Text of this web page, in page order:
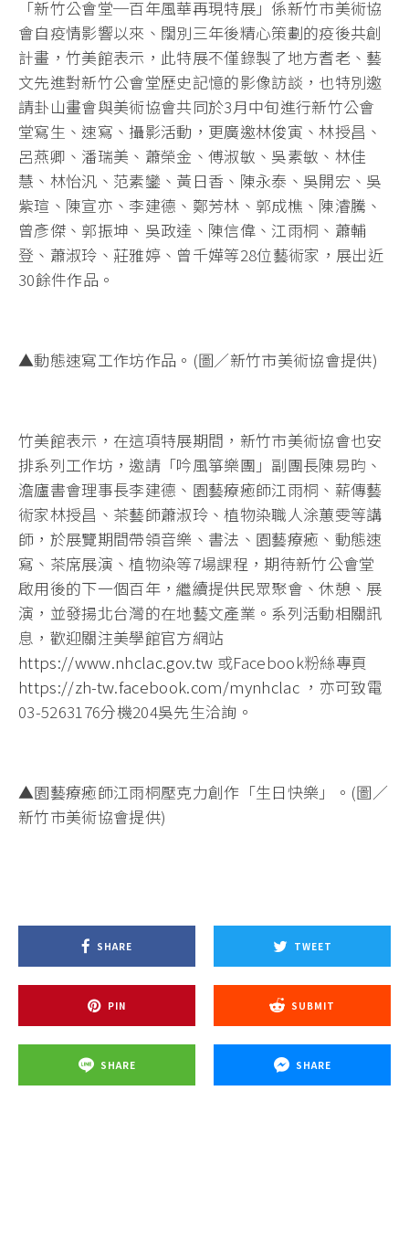
「新竹公會堂─百年風華再現特展」係新竹市美術協
會自疫情影響以來、闊別三年後精心策劃的疫後共創
計畫，竹美館表示，此特展不僅錄製了地方耆老、藝
文先進對新竹公會堂歷史記憶的影像訪談，也特別邀
請卦山畫會與美術協會共同於3月中旬進行新竹公會
堂寫生、速寫、攝影活動，更廣邀林俊寅、林授昌、
呂燕卿、潘瑞美、蕭榮金、傅淑敏、吳素敏、林佳
慧、林怡汎、范素鑾、黃日香、陳永泰、吳開宏、吳
紫瑄、陳宣亦、李建德、鄭芳林、郭成樵、陳濬騰、
曾彥傑、郭振坤、吳政達、陳信偉、江雨桐、蕭輔
登、蕭淑玲、莊雅婷、曾千嬅等28位藝術家，展出近
30餘件作品。
▲動態速寫工作坊作品。(圖／新竹市美術協會提供)
竹美館表示，在這項特展期間，新竹市美術協會也安
排系列工作坊，邀請「吟風箏樂團」副團長陳易昀、
澹廬書會理事長李建德、園藝療癒師江雨桐、薪傳藝
術家林授昌、茶藝師蕭淑玲、植物染職人涂蕙雯等講
師，於展覽期間帶領音樂、書法、園藝療癒、動態速
寫、茶席展演、植物染等7場課程，期待新竹公會堂
啟用後的下一個百年，繼續提供民眾聚會、休憩、展
演，並發揚北台灣的在地藝文產業。系列活動相關訊
息，歡迎關注美學館官方網站
https://www.nhclac.gov.tw 或Facebook粉絲專頁
https://zh-tw.facebook.com/mynhclac，亦可致電
03-5263176分機204吳先生洽詢。
▲園藝療癒師江雨桐壓克力創作「生日快樂」。(圖／
新竹市美術協會提供)
SHARE TWEET
PIN SUBMIT
SHARE SHARE